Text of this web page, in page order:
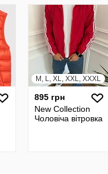
M, L, XL, XXL, XXXL
895 грн
New Collection
Чоловіча вітровка